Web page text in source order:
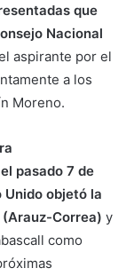
que
Nacional
aspirante por el
a los
Moreno.
pasado 7 de
objetó la
Correa) y
como